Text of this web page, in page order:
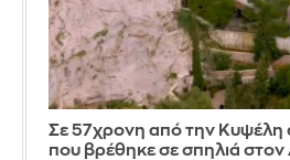
Σε 57χρονη από την Κυψέλη
που βρέθηκε σε σπηλιά στον